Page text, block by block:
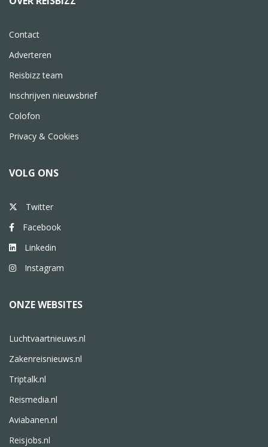
Contact
Adverteren
Reisbizz team
Inschrijven nieuwsbrief
Colofon
Privacy & Cookies
VOLG ONS
Twitter
Facebook
Linkedin
Instagram
ONZE WEBSITES
Luchtvaartnieuws.nl
Zakenreisnieuws.nl
Triptalk.nl
Reismedia.nl
Aviabanen.nl
Reisjobs.nl